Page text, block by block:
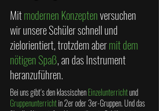
Mitmodernen Konzeptenversuchen
wir unsere Schüler schnell und
zielorientiert, trotzdem abermit dem
nötigen Spaß, an das Instrument
heranzuführen.
Bei uns gibt´s den klassischenEinzelunterrichtund
Gruppenunterrichtin 2er oder 3er-Gruppen. Und das